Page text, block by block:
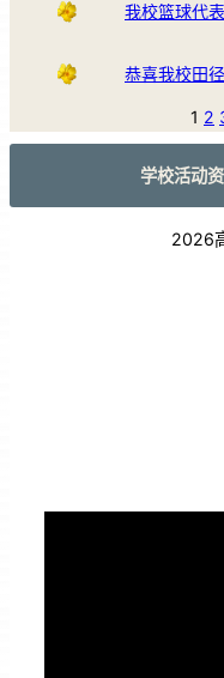
我校篮球代
恭喜我校田
1 2
学校活动
2026